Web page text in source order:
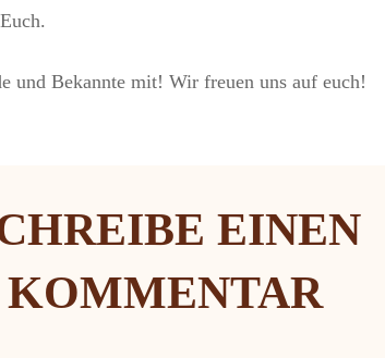
und Bekannte mit! Wir freuen uns auf euch!
EINEN
KOMMENTAR